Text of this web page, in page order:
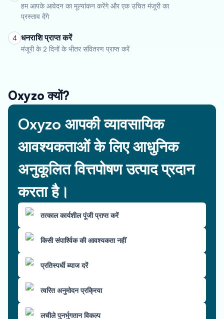
हम आपके आवेदन का मूल्यांकन करेंगे और एक उचित मंजूरी का
प्रस्ताव देंगे
4 धनराशि प्राप्त करें
मंजूरी के 2 दिनों के भीतर संवितरण प्राप्त करें
Oxyzo क्यों?
Oxyzo आपकी व्यावसायिक
आवश्यकताओं के लिए आधुनिक
अनुकूलित वित्तपोषण उत्पाद प्रदान
करता है।
तत्काल कार्यशील पूंजी प्राप्त करें
किसी संपार्श्विक की आवश्यकता नहीं
प्रतिस्पर्धी ब्याज दरें
त्वरित अनुमोदन प्रक्रिया
लचीले पुनर्भुगतान विकल्प